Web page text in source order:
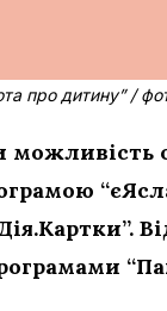
про дитину” /